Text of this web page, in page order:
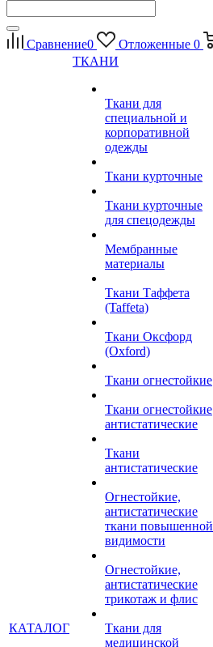
Сравнение0 Отложенные 0
КАТАЛОГ
ТКАНИ
Ткани для
специальной и
корпоративной
одежды
Ткани курточные
Ткани курточные
для спецодежды
Мембранные
материалы
Ткани Таффета
(Taffeta)
Ткани Оксфорд
(Oxford)
Ткани огнестойкие
Ткани огнестойкие
антистатические
Ткани
антистатические
Огнестойкие,
антистатические
ткани повышенной
видимости
Огнестойкие,
антистатические
трикотаж и флис
Ткани для
медицинской